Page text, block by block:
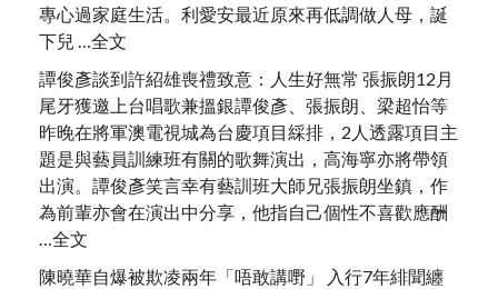
專心過家庭生活。利愛安最近原來再低調做人母，誕
下兒 …全文
譚俊彥談到許紹雄喪禮致意：人生好無常 張振朗12月
尾牙獲邀上台唱歌兼搵銀譚俊彥、張振朗、梁超怡等
昨晚在將軍澳電視城為台慶項目綵排，2人透露項目主
題是與藝員訓練班有關的歌舞演出，高海寧亦將帶領
出演。譚俊彥笑言幸有藝訓班大師兄張振朗坐鎮，作
為前輩亦會在演出中分享，他指自己個性不喜歡應酬
…全文
陳曉華自爆被欺凌兩年「唔敢講嘢」 入行7年緋聞纏